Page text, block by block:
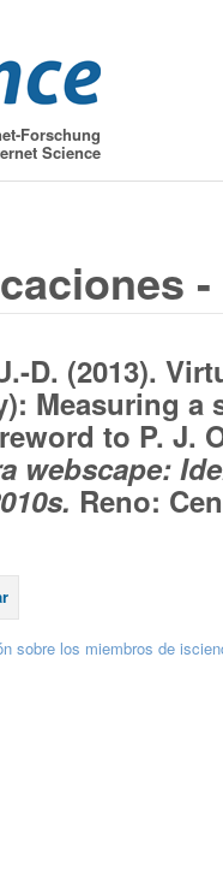
Forschung
Science
D. (2013).
Measuring a
to P. J.
webscape:
Reno:
sobre los miembros de